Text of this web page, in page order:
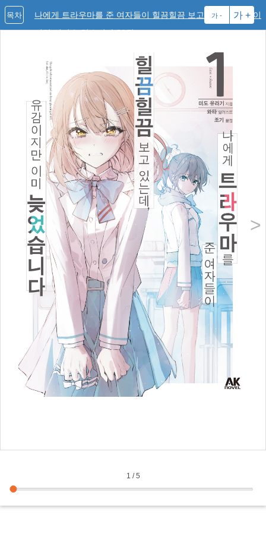
나에게 트라우마를 준 여자들이 힐끔힐끔 보고 있는데, 유감이
지만 이미 늦었습니다 01권
가 - 가 +
목차
>
1 /5